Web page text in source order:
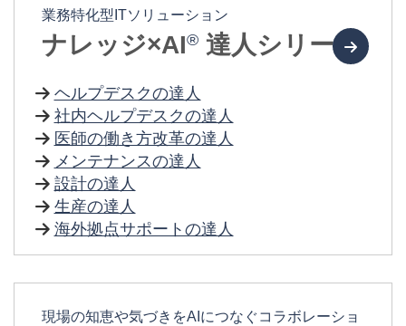
業務特化型ITソリューション
ナレッジ×AI® 達人シリーズ
ヘルプデスクの達人
社内ヘルプデスクの達人
医師の働き方改革の達人
メンテナンスの達人
設計の達人
生産の達人
海外拠点サポートの達人
現場の知恵や気づきをAIにつなぐコラボレーショ